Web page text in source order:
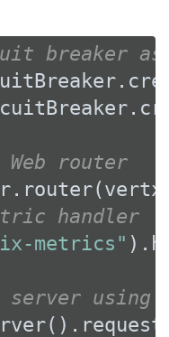
breaker as
router
handler
metrics"
server